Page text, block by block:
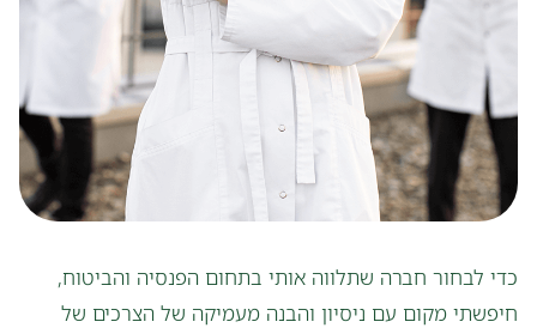
כדי לבחור חברה שתלווה אותי בתחום הפנסיה והביטוח,
חיפשתי מקום עם ניסיון והבנה מעמיקה של הצרכים של